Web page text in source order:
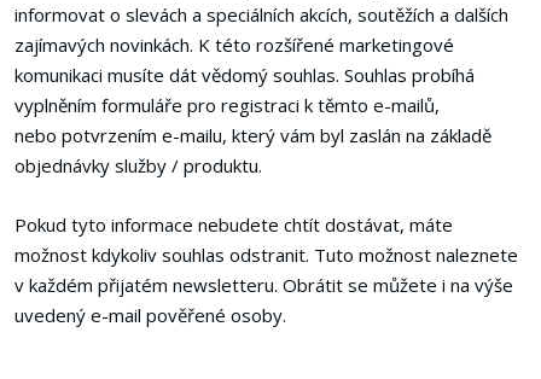
informovat o slevách a speciálních akcích, soutěžích a dalších
zajímavých novinkách. K této rozšířené marketingové
komunikaci musíte dát vědomý souhlas. Souhlas probíhá
vyplněním formuláře pro registraci k těmto e-mailů,
nebo potvrzením e-mailu, který vám byl zaslán na základě
objednávky služby / produktu.
Pokud tyto informace nebudete chtít dostávat, máte
možnost kdykoliv souhlas odstranit. Tuto možnost naleznete
v každém přijatém newsletteru. Obrátit se můžete i na výše
uvedený e-mail pověřené osoby.